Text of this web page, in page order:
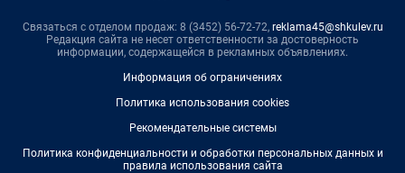
Связаться с отделом продаж: 8 (3452) 56-72-72, reklama45@shkulev.ru
Редакция сайта не несет ответственности за достоверность
информации, содержащейся в рекламных объявлениях.
Информация об ограничениях
Политика использования cookies
Рекомендательные системы
Политика конфиденциальности и обработки персональных данных и
правила использования сайта